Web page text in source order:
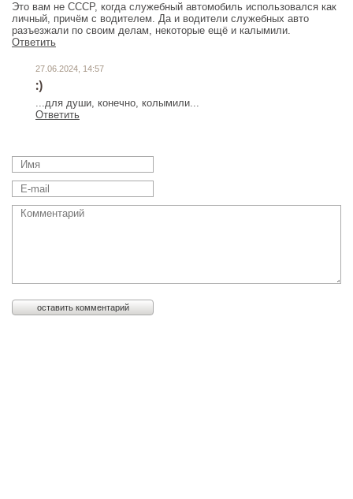
Это вам не СССР, когда служебный автомобиль использовался как
личный, причём с водителем. Да и водители служебных авто
разъезжали по своим делам, некоторые ещё и калымили.
Ответить
27.06.2024, 14:57
:)
...для души, конечно, колымили...
Ответить